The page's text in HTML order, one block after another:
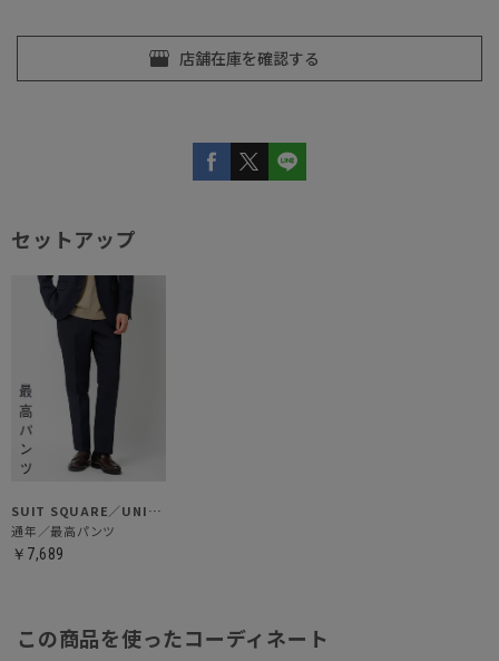
セットアップ
SUIT SQUARE／UNIVERSAL LANGUAGE
通年／最高パンツ
￥7,689
この商品を使ったコーディネート